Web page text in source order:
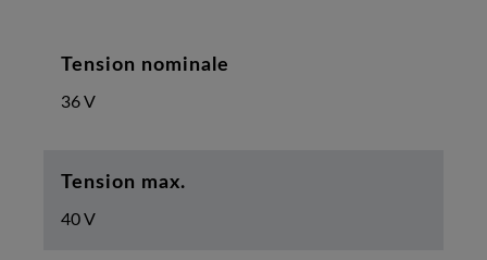
Tension nominale
36 V
Tension max.
40 V